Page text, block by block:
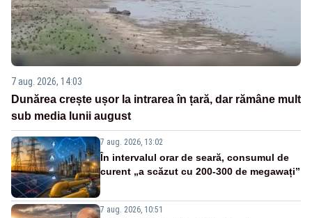
7 aug. 2026, 14:03
Dunărea crește ușor la intrarea în țară, dar rămâne mult
sub media lunii august
7 aug. 2026, 13:02
În intervalul orar de seară, consumul de
curent „a scăzut cu 200-300 de megawați”
7 aug. 2026, 10:51